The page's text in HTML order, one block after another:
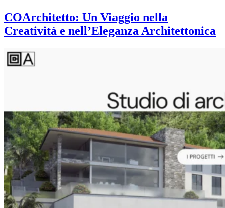
COArchitetto: Un Viaggio nella
Creatività e nell’Eleganza Architettonica